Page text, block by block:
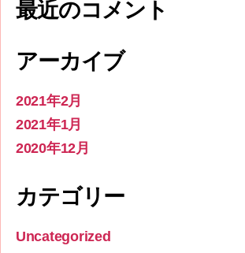
最近のコメント
アーカイブ
2021年2月
2021年1月
2020年12月
カテゴリー
Uncategorized